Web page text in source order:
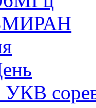
УКВ